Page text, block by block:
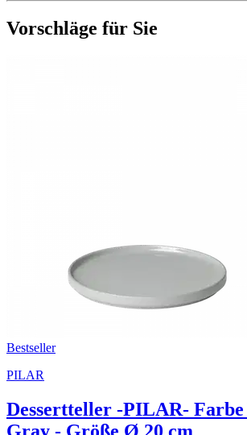
Vorschläge für Sie
Bestseller
PILAR
Dessertteller -PILAR-